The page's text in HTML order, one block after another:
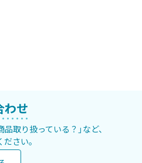
わせ
品取り扱っている？」など、
さい。